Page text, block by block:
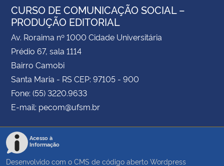
CURSO DE COMUNICAÇÃO SOCIAL –
PRODUÇÃO EDITORIAL
Av. Roraima nº 1000 Cidade Universitária
Prédio 67, sala 1114
Bairro Camobi
Santa Maria - RS CEP: 97105 - 900
Fone: (55) 3220.9633
E-mail: pecom@ufsm.br
Acesso à
Informação
Desenvolvido com o CMS de código aberto Wordpress